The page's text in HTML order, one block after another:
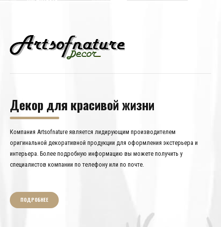
ПОЛУЧИТЬ БИЛЕТ
Декор для красивой жизни
Компания Artsofnature является лидирующим производителем
оригинальной декоративной продукции для оформления экстерьера и
интерьера. Более подробную информацию вы можете получить у
специалистов компании по телефону или по почте.
ПОДРОБНЕЕ